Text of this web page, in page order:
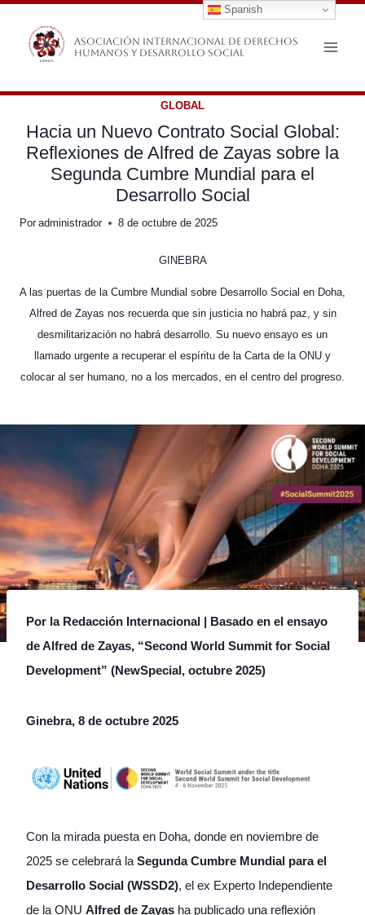
contenido
Asociación Internacional de Derechos
Humanos y Desarrollo Social
GLOBAL
Hacia un Nuevo Contrato Social Global:
Reflexiones de Alfred de Zayas sobre la
Segunda Cumbre Mundial para el
Desarrollo Social
Por administrador 8 de octubre de 2025
GINEBRA
A las puertas de la Cumbre Mundial sobre Desarrollo Social en Doha,
Alfred de Zayas nos recuerda que sin justicia no habrá paz, y sin
desmilitarización no habrá desarrollo. Su nuevo ensayo es un
llamado urgente a recuperar el espíritu de la Carta de la ONU y
colocar al ser humano, no a los mercados, en el centro del progreso.
Por la Redacción Internacional | Basado en el ensayo
de Alfred de Zayas, “Second World Summit for Social
Development” (NewSpecial, octubre 2025)
Ginebra, 8 de octubre 2025
Con la mirada puesta en Doha, donde en noviembre de
2025 se celebrará la Segunda Cumbre Mundial para el
Desarrollo Social (WSSD2), el ex Experto Independiente
de la ONU Alfred de Zayas ha publicado una reflexión
Spanish